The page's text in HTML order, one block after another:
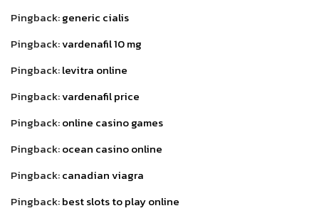
Pingback:generic cialis
Pingback:vardenafil 10 mg
Pingback:levitra online
Pingback:vardenafil price
Pingback:online casino games
Pingback:ocean casino online
Pingback:canadian viagra
Pingback:best slots to play online